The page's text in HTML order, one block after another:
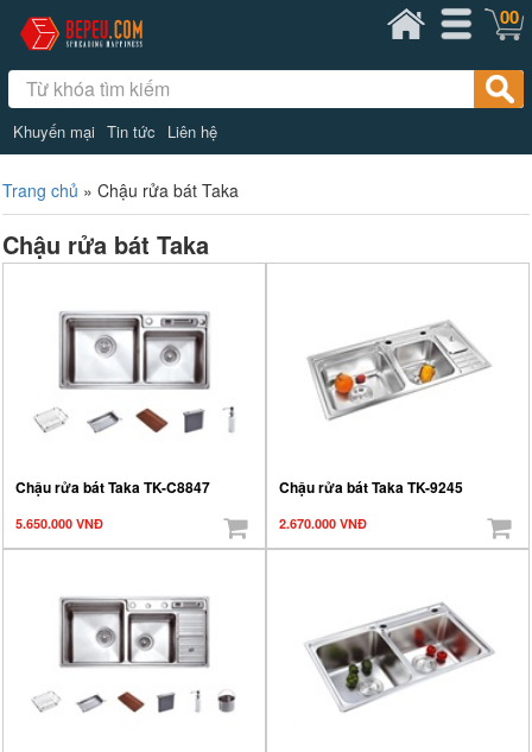
Khuyến mại Tin tức Liên hệ
00
Trang chủ » Chậu rửa bát Taka
Chậu rửa bát Taka
Chậu rửa bát Taka TK-C8847
5.650.000 VNĐ
Chậu rửa bát Taka TK-9245
2.670.000 VNĐ